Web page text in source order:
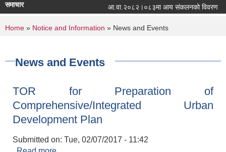
समाचार आ.वा.२०८२।०८३मा आय संकलनको विवरण
You are here
Home » Notice and Information » News and Events
News and Events
TOR for Preparation of
Comprehensive/Integrated Urban
Development Plan
Submitted on: Tue, 02/07/2017 - 11:42